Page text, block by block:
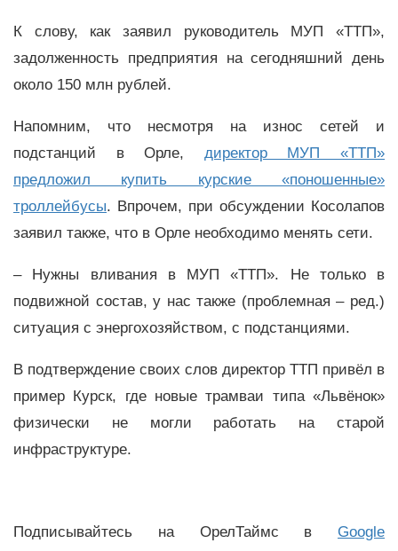
К слову, как заявил руководитель МУП «ТТП»,
задолженность предприятия на сегодняшний день
около 150 млн рублей.
Напомним, что несмотря на износ сетей и
подстанций в Орле, директор МУП «ТТП»
предложил купить курские «поношенные»
троллейбусы. Впрочем, при обсуждении Косолапов
заявил также, что в Орле необходимо менять сети.
– Нужны вливания в МУП «ТТП». Не только в
подвижной состав, у нас также (проблемная – ред.)
ситуация с энергохозяйством, с подстанциями.
В подтверждение своих слов директор ТТП привёл в
пример Курск, где новые трамваи типа «Львёнок»
физически не могли работать на старой
инфраструктуре.
Подписывайтесь на ОрелТаймс в Google